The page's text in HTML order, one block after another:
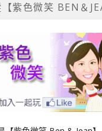
紫色微笑 BEN＆